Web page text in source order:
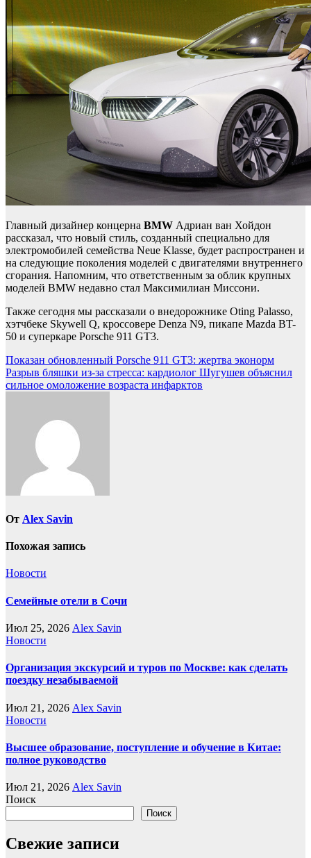
Главный дизайнер концерна BMW Адриан ван Хойдон
рассказал, что новый стиль, созданный специально для
электромобилей семейства Neue Klasse, будет распространен и
на следующие поколения моделей с двигателями внутреннего
сгорания. Напомним, что ответственным за облик крупных
моделей BMW недавно стал Максимилиан Миссони.
Также сегодня мы рассказали о внедорожнике Oting Palasso,
хэтчбеке Skywell Q, кроссовере Denza N9, пикапе Mazda BT-
50 и суперкаре Porsche 911 GT3.
Навигация
по
Показан обновленный Porsche 911 GT3: жертва эконорм
Разрыв бляшки из-за стресса: кардиолог Шугушев объяснил
сильное омоложение возраста инфарктов
От Alex Savin
Похожая запись
Новости
Семейные отели в Сочи
Июл 25, 2026 Alex Savin
Новости
Организация экскурсий и туров по Москве: как сделать
поездку незабываемой
Июл 21, 2026 Alex Savin
Новости
Высшее образование, поступление и обучение в Китае:
полное руководство
Июл 21, 2026 Alex Savin
Поиск
Поиск
Свежие записи